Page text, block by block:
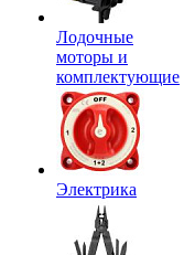
Лодочные
моторы и
комплектующие
Электрика